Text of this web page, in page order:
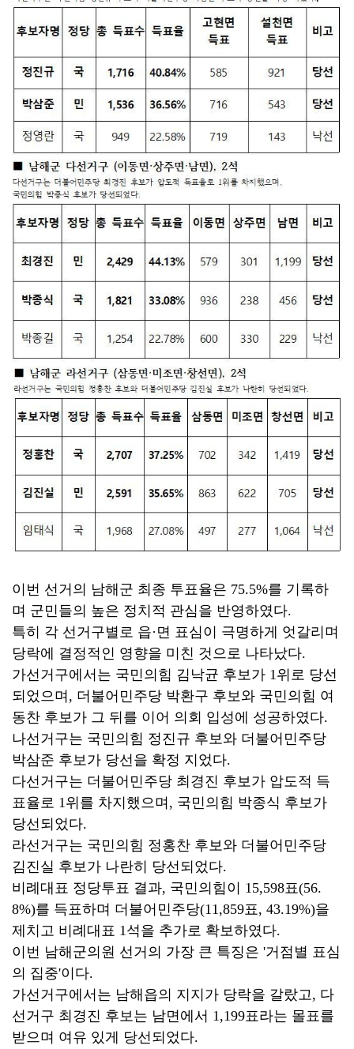
이번 선거의 남해군 최종 투표율은 75.5%를 기록하
며 군민들의 높은 정치적 관심을 반영하였다.
특히 각 선거구별로 읍·면 표심이 극명하게 엇갈리며
당락에 결정적인 영향을 미친 것으로 나타났다.
가선거구에서는 국민의힘 김낙균 후보가 1위로 당선
되었으며, 더불어민주당 박환구 후보와 국민의힘 여
동찬 후보가 그 뒤를 이어 의회 입성에 성공하였다.
나선거구는 국민의힘 정진규 후보와 더불어민주당
박삼준 후보가 당선을 확정 지었다.
다선거구는 더불어민주당 최경진 후보가 압도적 득
표율로 1위를 차지했으며, 국민의힘 박종식 후보가
당선되었다.
라선거구는 국민의힘 정홍찬 후보와 더불어민주당
김진실 후보가 나란히 당선되었다.
비례대표 정당투표 결과, 국민의힘이 15,598표(56.
8%)를 득표하며 더불어민주당(11,859표, 43.19%)을
제치고 비례대표 1석을 추가로 확보하였다.
이번 남해군의원 선거의 가장 큰 특징은 '거점별 표심
의 집중'이다.
가선거구에서는 남해읍의 지지가 당락을 갈랐고, 다
선거구 최경진 후보는 남면에서 1,199표라는 몰표를
받으며 여유 있게 당선되었다.